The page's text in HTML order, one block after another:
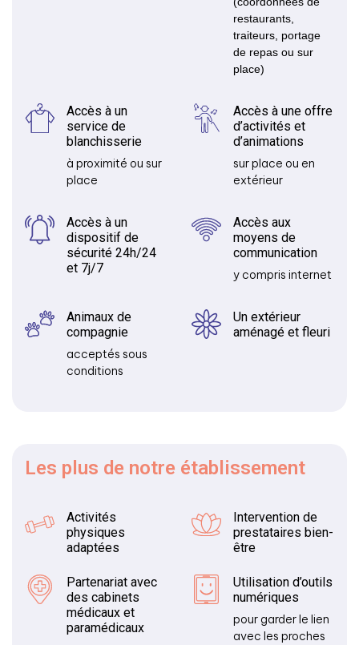
restaurants,
traiteurs, portage
de repas ou sur
place)
Accès à un
service de
blanchisserie
à proximité ou sur
place
Accès à une offre
d’activités et
d’animations
sur place ou en
extérieur
Accès à un
dispositif de
sécurité 24h/24
et 7j/7
Accès aux
moyens de
communication
y compris internet
Animaux de
compagnie
acceptés sous
conditions
Un extérieur
aménagé et fleuri
Les plus de notre établissement
Activités
physiques
adaptées
Intervention de
prestataires bien-
être
Partenariat avec
des cabinets
médicaux et
paramédicaux
Utilisation d’outils
numériques
pour garder le lien
avec les proches